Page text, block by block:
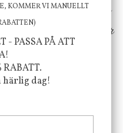
produkter som
ger det lilla extra för
@JBHOME
KOMMER VI MANUELLT
- PASSA PÅ ATT
RABATT.
härlig dag!